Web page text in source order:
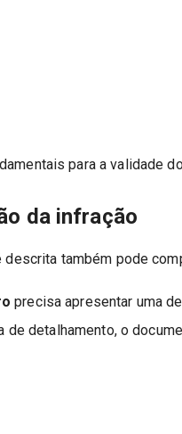
para a validade
da infração
também pode
precisa apresentar uma
de detalhamento, o